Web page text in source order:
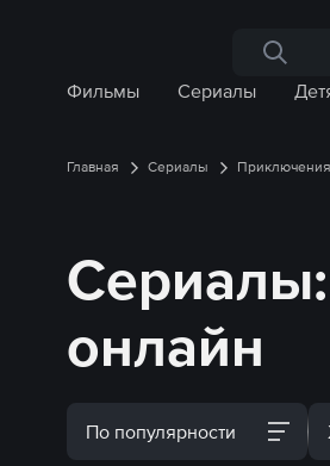
Поиск
Фильмы
Сериалы
Главная Сериалы Приключения
Сериалы:
онлайн
По популярности